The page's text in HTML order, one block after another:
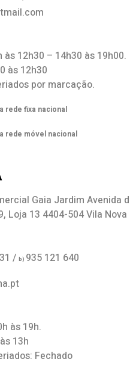
às 12h30 – 14h30 às 19h00.
às 12h30
por marcação.
rede fixa nacional
rede móvel nacional
Gaia Jardim Avenida
Loja 13 4404-504 Vila Nova
/ b) 935 121 640
às 19h.
13h
Fechado